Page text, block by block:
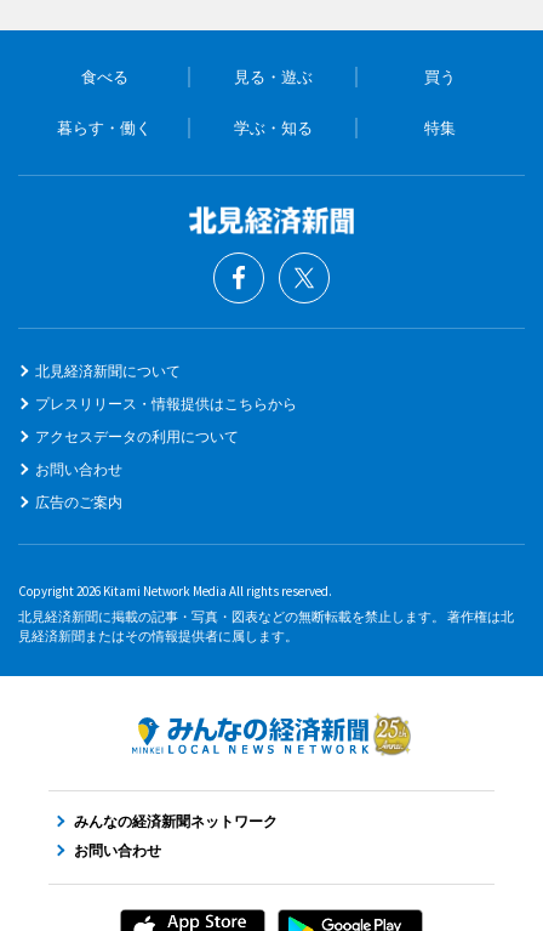
食べる 見る・遊ぶ 買う
暮らす・働く 学ぶ・知る 特集
北見経済新聞について
プレスリリース・情報提供はこちらから
アクセスデータの利用について
お問い合わせ
広告のご案内
Copyright 2026 Kitami Network Media All rights reserved.
北見経済新聞に掲載の記事・写真・図表などの無断転載を禁止します。 著作権は北
見経済新聞またはその情報提供者に属します。
みんなの経済新聞ネットワーク
お問い合わせ